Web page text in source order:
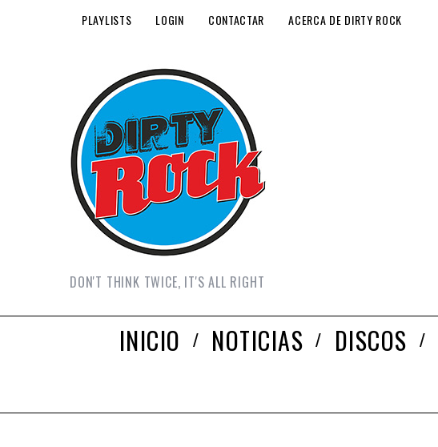
PLAYLISTS LOGIN CONTACTAR ACERCA DE DIRTY ROCK
DON'T THINK TWICE, IT'S ALL RIGHT
INICIO NOTICIAS DISCOS